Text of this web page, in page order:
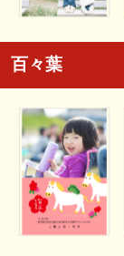
百々葉